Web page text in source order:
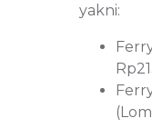
yakni: